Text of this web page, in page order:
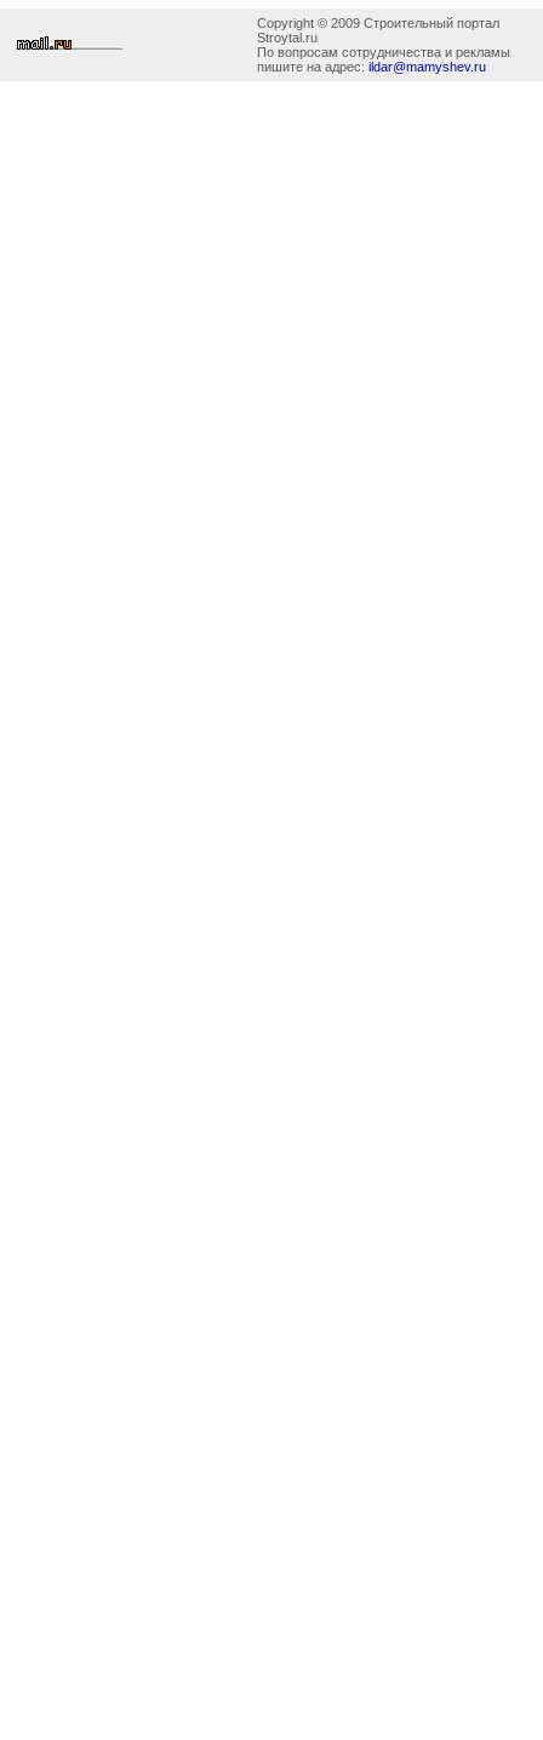
Copyright © 2009 Строительный портал
Stroytal.ru
По вопросам сотрудничества и рекламы
пишите на адрес: ildar@mamyshev.ru